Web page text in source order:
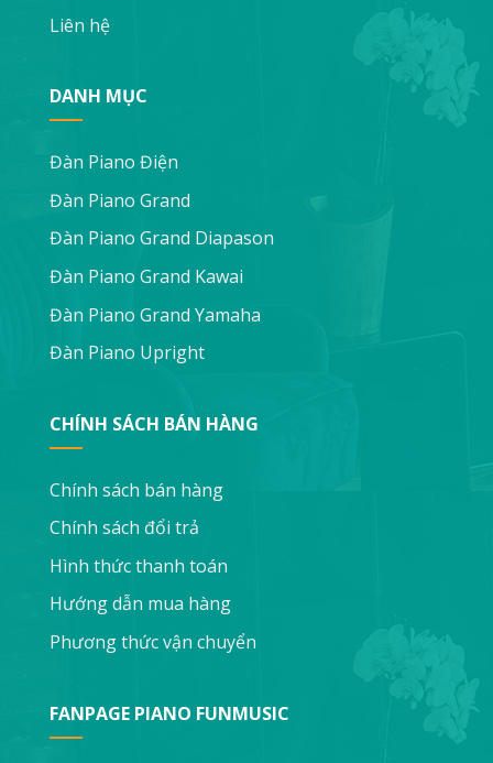
Liên hệ
DANH MỤC
Đàn Piano Điện
Đàn Piano Grand
Đàn Piano Grand Diapason
Đàn Piano Grand Kawai
Đàn Piano Grand Yamaha
Đàn Piano Upright
CHÍNH SÁCH BÁN HÀNG
Chính sách bán hàng
Chính sách đổi trả
Hình thức thanh toán
Hướng dẫn mua hàng
Phương thức vận chuyển
FANPAGE PIANO FUNMUSIC